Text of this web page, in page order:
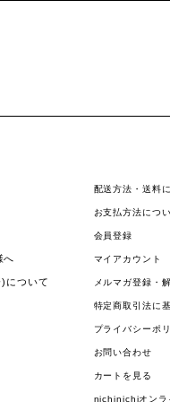
へ
について
配送方法・送料
お支払方法につ
会員登録
マイアカウント
メルマガ登録・
特定商取引法に
プライバシーポ
お問い合わせ
カートを見る
nichinichiオンラ